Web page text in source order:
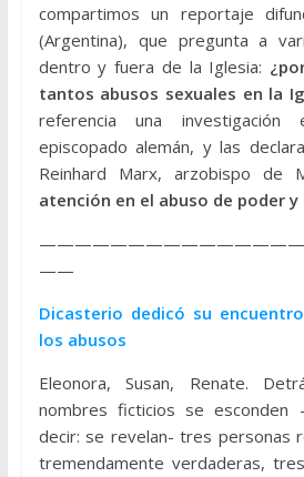
compartimos un reportaje
(Argentina), que pregunta a
dentro y fuera de la Iglesia:
tantos abusos sexuales en la
referencia una investigación
episcopado alemán, y las
Reinhard Marx, arzobispo de
atención en el abuso de poder
——
Dicasterio dedicó su
los abusos
Eleonora, Susan, Renate.
nombres ficticios se esconden
decir: se revelan- tres personas
tremendamente verdaderas,